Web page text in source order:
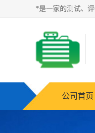
公司首页